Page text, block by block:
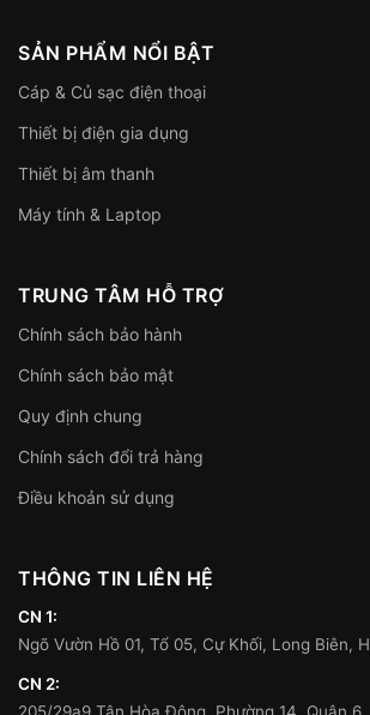
SẢN PHẨM NỔI BẬT
Cáp & Củ sạc điện thoại
Thiết bị điện gia dụng
Thiết bị âm thanh
Máy tính & Laptop
TRUNG TÂM HỖ TRỢ
Chính sách bảo hành
Chính sách bảo mật
Quy định chung
Chính sách đổi trả hàng
Điều khoản sử dụng
THÔNG TIN LIÊN HỆ
CN 1:
Ngõ Vườn Hồ 01, Tổ 05, Cự Khối, Long Biên,
CN 2:
205/29a9 Tân Hòa Đông, Phường 14, Quận 6,